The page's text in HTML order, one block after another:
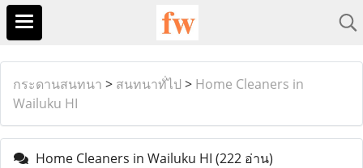
กระดานสนทนา > สนทนาทั่ไป > Home Cleaners in
Wailuku HI
Home Cleaners in Wailuku HI (222 อ่าน)